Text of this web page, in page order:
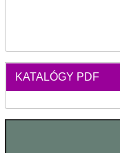
KATALÓGY PDF